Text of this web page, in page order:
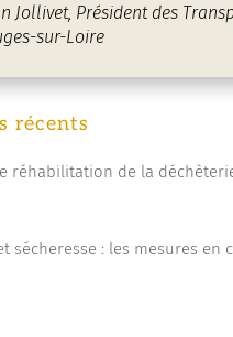
Jollivet, Président des
sur-Loire
récents
réhabilitation de la
sécheresse : les mesures en